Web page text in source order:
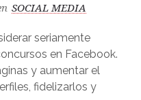
SOCIAL MEDIA
seriamente
en Facebook.
y aumentar el
fidelizarlos y